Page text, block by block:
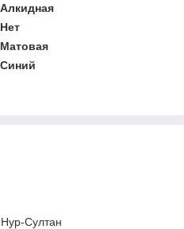
Алкидная
Нет
Матовая
Синий
Султан